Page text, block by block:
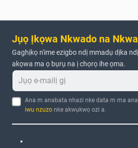
Jụọ Ịkọwa Nkwado na
Gaghịkọ n'ime ezigbo ndị mmadụ dịka
akọwa ma ọ bụrụ na ị chọrọ ihe ọma.
Ana m anabata nhazi nke data m ma
iwu nzuzo nke akwụkwọ ozi a.